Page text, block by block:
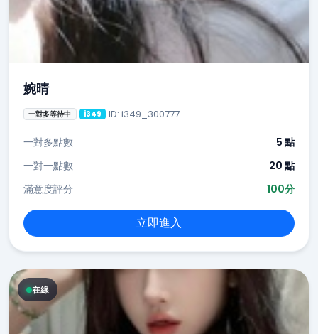
婉晴
一對多等待中 i349 ID: i349_300777
一對多點數
5 點
一對一點數
20 點
滿意度評分
100分
立即進入
在線